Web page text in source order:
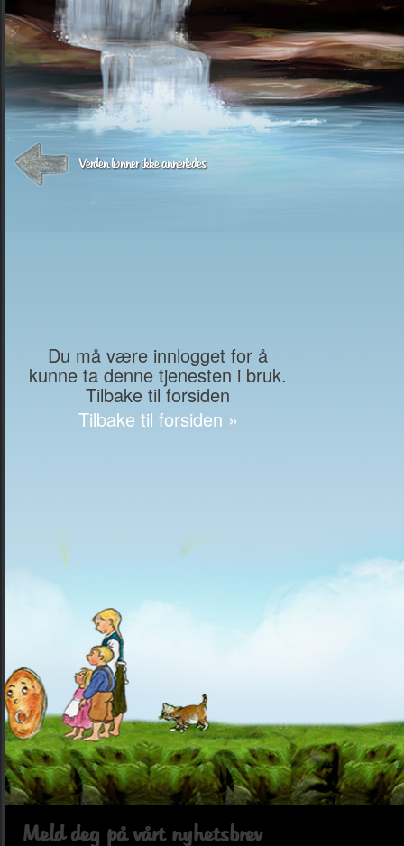
Verden lønner ikke annerledes
Du må være innlogget for å
kunne ta denne tjenesten i bruk.
Tilbake til forsiden
Tilbake til forsiden »
Meld deg på vårt nyhetsbrev